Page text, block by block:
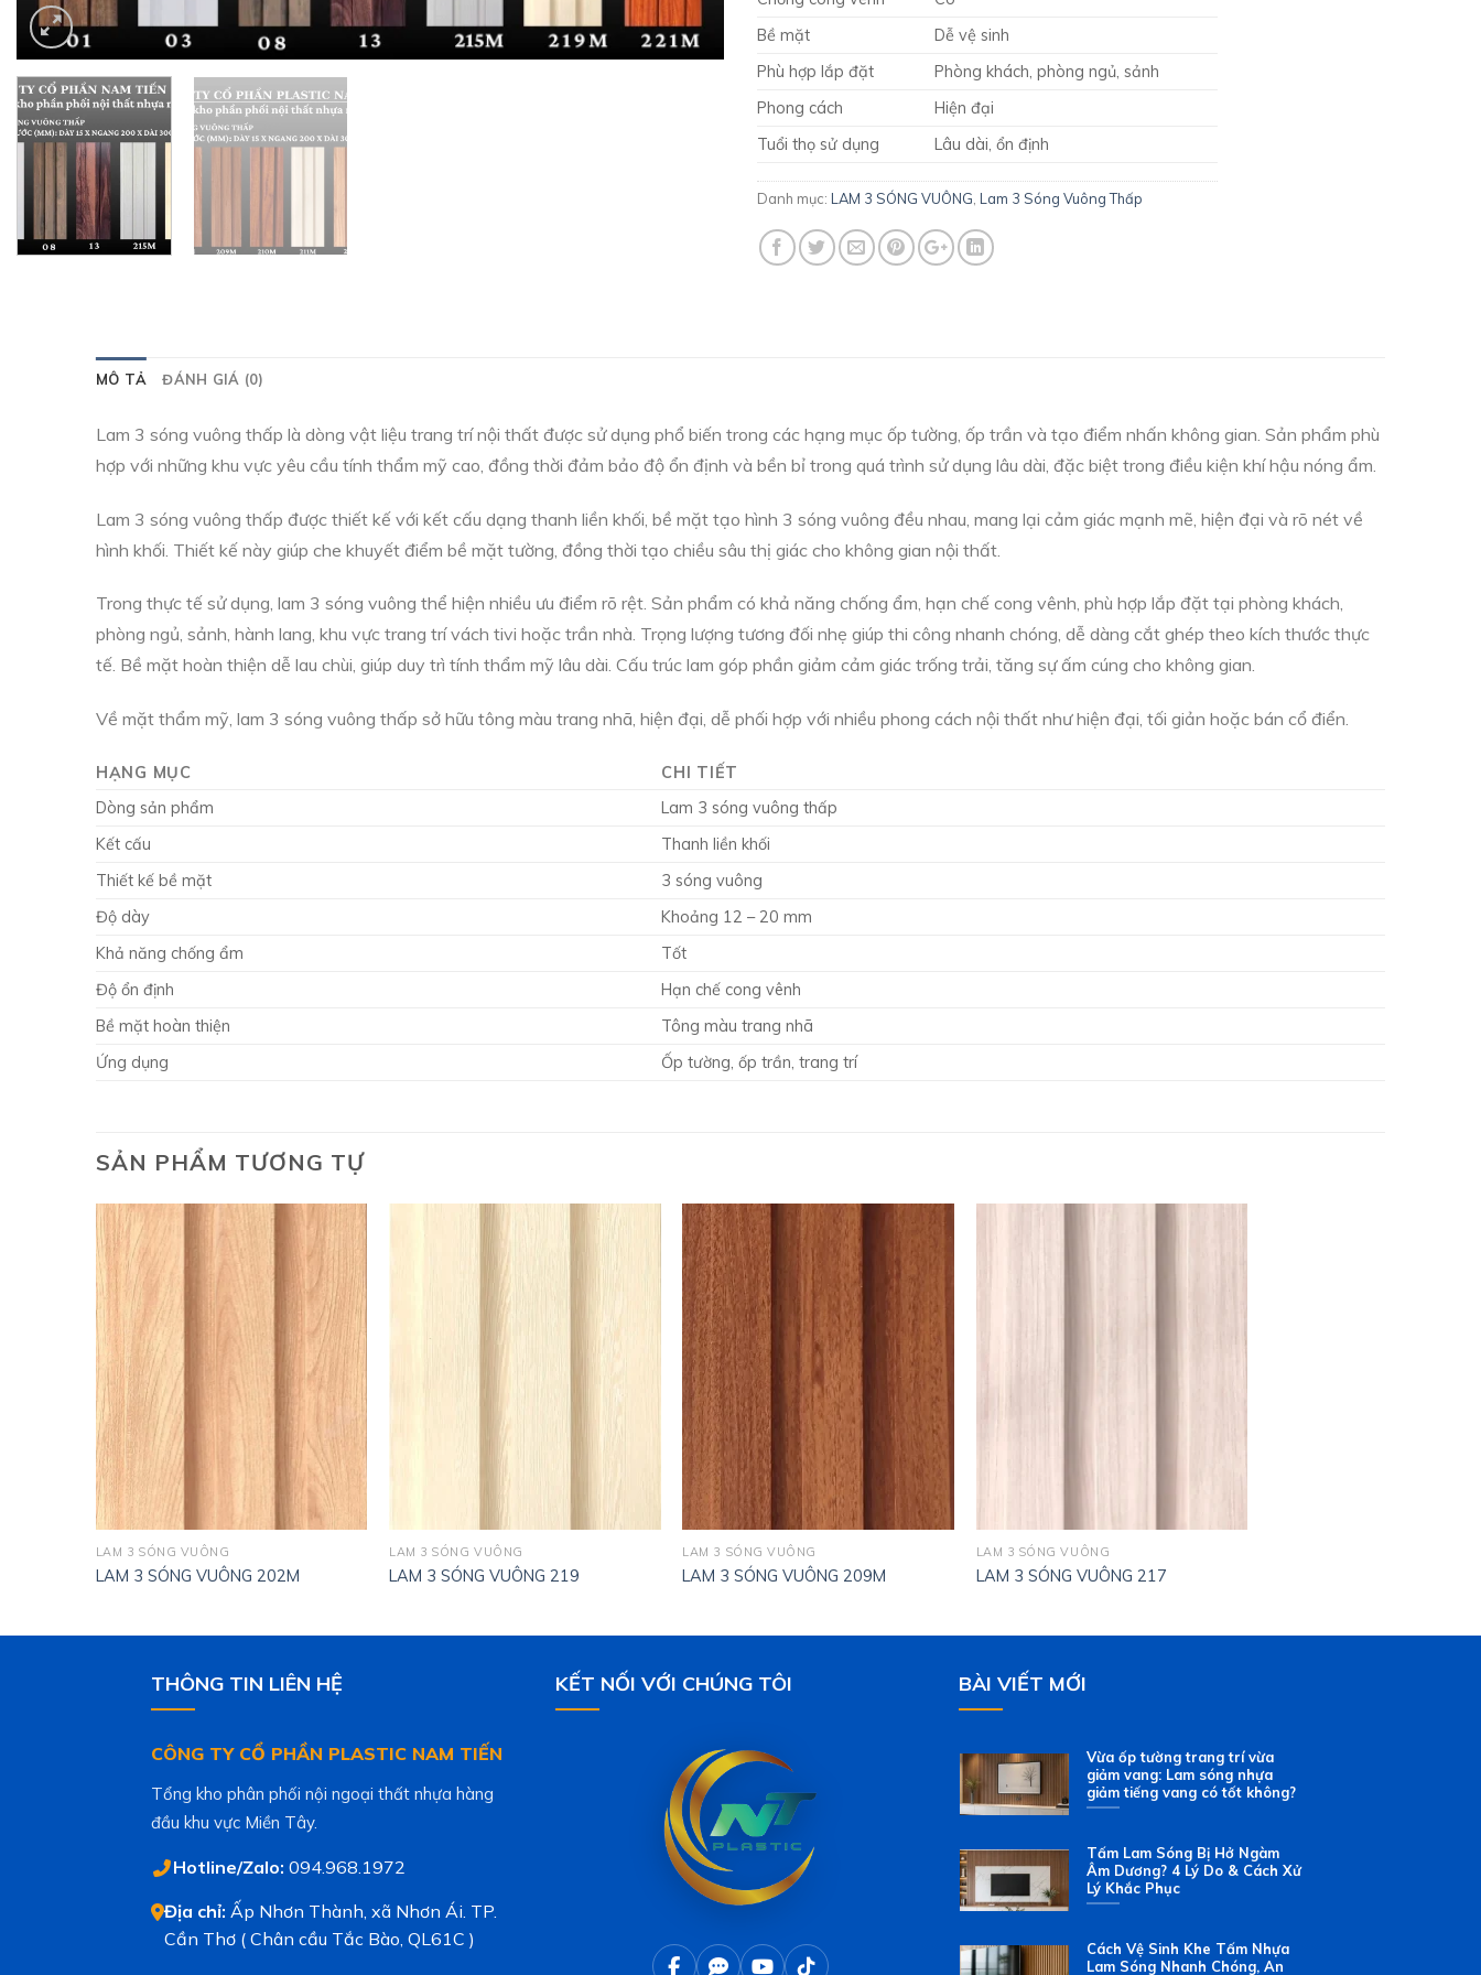
Bề mặt
Dễ vệ sinh
Phù hợp lắp đặt
Phòng khách, phòng ngủ, sảnh
Phong cách
Hiện đại
Tuổi thọ sử dụng
Lâu dài, ổn định
Danh mục: LAM 3 SÓNG VUÔNG Lam 3 Sóng Vuông Thấp
MÔ TẢ ĐÁNH GIÁ (0)
Lam 3 sóng vuông thấp là dòng vật liệu trang trí nội thất được sử dụng phổ biến trong các hạng mục ốp tường, ốp trần và tạo điểm nhấn không gian. Sản phẩm phù
hợp với những khu vực yêu cầu tính thẩm mỹ cao, đồng thời đảm bảo độ ổn định và bền bỉ trong quá trình sử dụng lâu dài, đặc biệt trong điều kiện khí hậu nóng ẩm.
Lam 3 sóng vuông thấp được thiết kế với kết cấu dạng thanh liền khối, bề mặt tạo hình 3 sóng vuông đều nhau, mang lại cảm giác mạnh mẽ, hiện đại và rõ nét về
hình khối. Thiết kế này giúp che khuyết điểm bề mặt tường, đồng thời tạo chiều sâu thị giác cho không gian nội thất.
Trong thực tế sử dụng, lam 3 sóng vuông thể hiện nhiều ưu điểm rõ rệt. Sản phẩm có khả năng chống ẩm, hạn chế cong vênh, phù hợp lắp đặt tại phòng khách,
phòng ngủ, sảnh, hành lang, khu vực trang trí vách tivi hoặc trần nhà. Trọng lượng tương đối nhẹ giúp thi công nhanh chóng, dễ dàng cắt ghép theo kích thước thực
tế. Bề mặt hoàn thiện dễ lau chùi, giúp duy trì tính thẩm mỹ lâu dài. Cấu trúc lam góp phần giảm cảm giác trống trải, tăng sự ấm cúng cho không gian.
Về mặt thẩm mỹ, lam 3 sóng vuông thấp sở hữu tông màu trang nhã, hiện đại, dễ phối hợp với nhiều phong cách nội thất như hiện đại, tối giản hoặc bán cổ điển.
HẠNG MỤC
CHI TIẾT
Dòng sản phẩm
Lam 3 sóng vuông thấp
Kết cấu
Thanh liền khối
Thiết kế bề mặt
3 sóng vuông
Độ dày
Khoảng 12 – 20 mm
Khả năng chống ẩm
Tốt
Độ ổn định
Hạn chế cong vênh
Bề mặt hoàn thiện
Tông màu trang nhã
Ứng dụng
Ốp tường, ốp trần, trang trí
SẢN PHẨM TƯƠNG TỰ
LAM 3 SÓNG VUÔNG
LAM 3 SÓNG VUÔNG 202M
LAM 3 SÓNG VUÔNG
LAM 3 SÓNG VUÔNG 219
LAM 3 SÓNG VUÔNG
LAM 3 SÓNG VUÔNG 209M
LAM 3 SÓNG VUÔNG
LAM 3 SÓNG VUÔNG 217
THÔNG TIN LIÊN HỆ
CÔNG TY CỔ PHẦN PLASTIC NAM TIẾN
Tổng kho phân phối nội ngoại thất nhựa hàng
đầu khu vực Miền Tây.
Hotline/Zalo: 094.968.1972
Địa chỉ: Ấp Nhơn Thành, xã Nhơn Ái. TP.
Cần Thơ ( Chân cầu Tắc Bào, QL61C )
KẾT NỐI VỚI CHÚNG TÔI BÀI VIẾT MỚI
Vừa ốp tường trang trí vừa
giảm vang: Lam sóng nhựa
giảm tiếng vang có tốt không?
Tấm Lam Sóng Bị Hở Ngàm
Âm Dương? 4 Lý Do & Cách Xử
Lý Khắc Phục
Cách Vệ Sinh Khe Tấm Nhựa
Lam Sóng Nhanh Chóng, An